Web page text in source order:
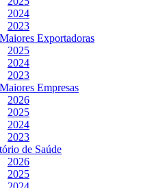
2024
2023
Exportadoras
2025
2024
2023
Empresas
2026
2025
2024
2023
de Saúde
2026
2025